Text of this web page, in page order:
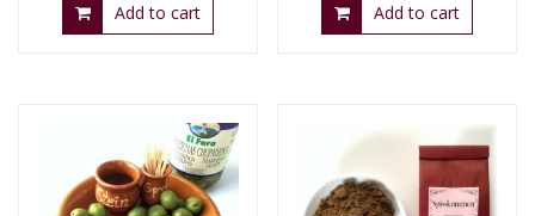
Add to cart Add to cart